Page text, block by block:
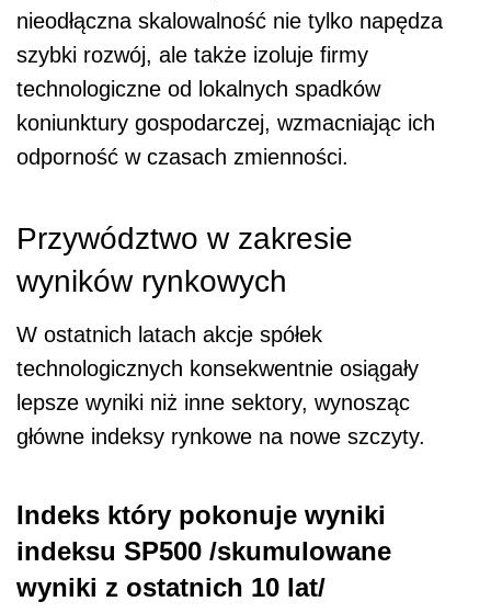
nieodłączna skalowalność nie tylko napędza
szybki rozwój, ale także izoluje firmy
technologiczne od lokalnych spadków
koniunktury gospodarczej, wzmacniając ich
odporność w czasach zmienności.
Przywództwo w zakresie
wyników rynkowych
W ostatnich latach akcje spółek
technologicznych konsekwentnie osiągały
lepsze wyniki niż inne sektory, wynosząc
główne indeksy rynkowe na nowe szczyty.
Indeks który pokonuje wyniki
indeksu SP500 /skumulowane
wyniki z ostatnich 10 lat/